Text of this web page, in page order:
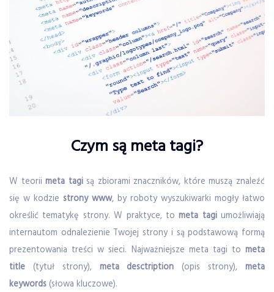
Czym są meta tagi?
W teoriimeta tagisą zbiorami znaczników, które muszą znaleźć
się w kodzie strony www, by roboty wyszukiwarki mogły łatwo
określić tematykę strony. W praktyce, tometa tagi umożliwiają
internautom odnalezienie Twojej strony i są podstawową formą
prezentowania treści w sieci. Najważniejsze meta tagi to meta
title (tytuł strony), meta desctription (opis strony),meta
keywords (słowa kluczowe).